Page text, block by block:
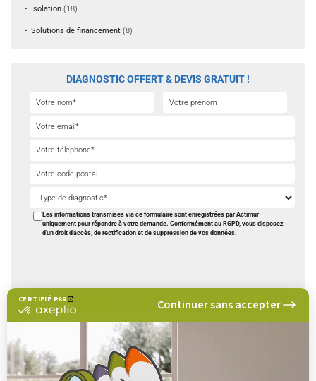
CERTIFIÉ PAR
certifié
savoir
plus
Continuer sans accepter
Isolation (18)
Solutions de financement (8)
DIAGNOSTIC OFFERT & DEVIS GRATUIT !
Les informations transmises via ce formulaire sont enregistrées par Actimur
uniquement pour répondre à votre demande. Conformément au RGPD, vous disposez
d'un droit d'accès, de rectification et de suppression de vos données.
Nous vous rappelons.
TROUVEZ UNE AGENCE PROCHE DE CHEZ VOUS